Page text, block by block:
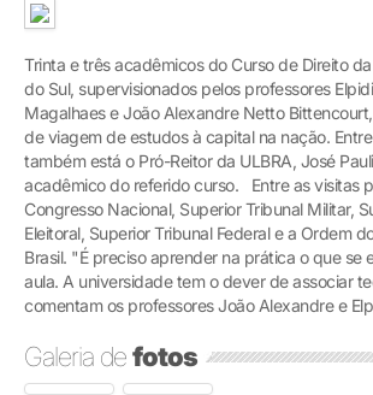
Trinta e três acadêmicos do Curso de Direito
do Sul, supervisionados pelos professores
Magalhaes e João Alexandre Netto
de viagem de estudos à capital na nação.
também está o Pró-Reitor da ULBRA, José
acadêmico do referido curso. Entre as visitas
Congresso Nacional, Superior Tribunal Militar,
Eleitoral, Superior Tribunal Federal e a Ordem
Brasil. "É preciso aprender na prática o que se
aula. A universidade tem o dever de associar
comentam os professores João Alexandre e
Galeria defotos